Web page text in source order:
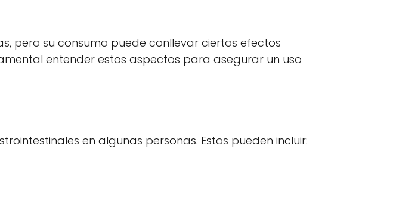
pero su consumo puede conllevar ciertos efectos
entender estos aspectos para asegurar un uso
en algunas personas. Estos pueden incluir: